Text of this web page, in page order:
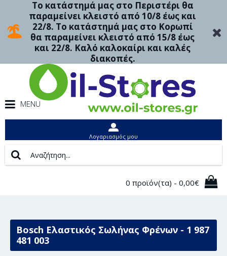
Το κατάστημά μας στο Περιστέρι θα
παραμείνει κλειστό από 10/8 έως και
22/8. Το κατάστημά μας στο Κορωπί
θα παραμείνει κλειστό από 15/8 έως
και 22/8. Καλό καλοκαίρι και καλές
διακοπές.
MENU
Λογαριασμός μου
0 προϊόν(τα) - 0,00€
Bosch Ελαστικός Σωλήνας Φρένων - 1 987
481 003